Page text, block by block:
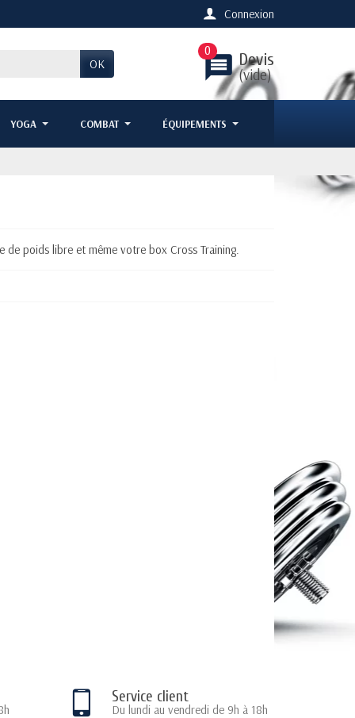
Connexion
OK message Devis
(vide)
0
YOGA COMBAT ÉQUIPEMENTS
poids libre et même votre box Cross Training.
Service client
Du lundi au vendredi de 9h à 18h